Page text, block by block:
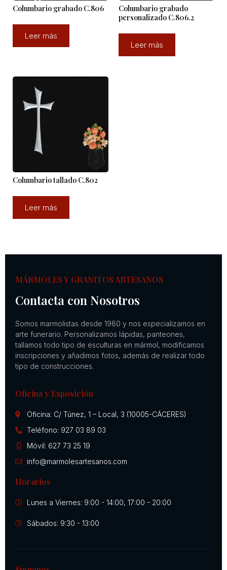
Columbario grabado C.806
Leer más
Columbario grabado
personalizado C.806.2
Leer más
Columbario tallado C.802
Leer más
MÁRMOLES Y GRANITOS ARTESANOS
Contacta con Nosotros
Somos marmolistas desde 1980 y nos especializamos en
arte funerario. Personalizamos lápidas, panteones,
tallamos todo tipo de esculturas en mármol, modificamos
inscripciones y añadimos fotos, además de realizar todo
tipo de construcciones.
Oficina y Exposición
Oficina: C/ Túnez, 1 – Local, 3 (10005-CÁCERES)
Teléfono: 927 03 89 03
Móvil: 627 73 25 19
info@marmolesartesanos.com
Horarios
Lunes a Viernes: 9:00 - 14:00, 17:00 - 20:00
Sábados: 9:30 - 13:00